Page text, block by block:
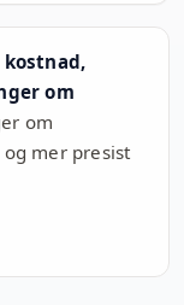
om
om
mer presist